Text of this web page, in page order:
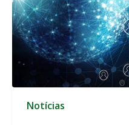
Notícias